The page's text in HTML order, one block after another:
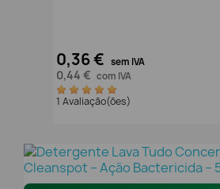
0,36 € sem IVA
0,44 € com IVA
1 Avaliação(ões)